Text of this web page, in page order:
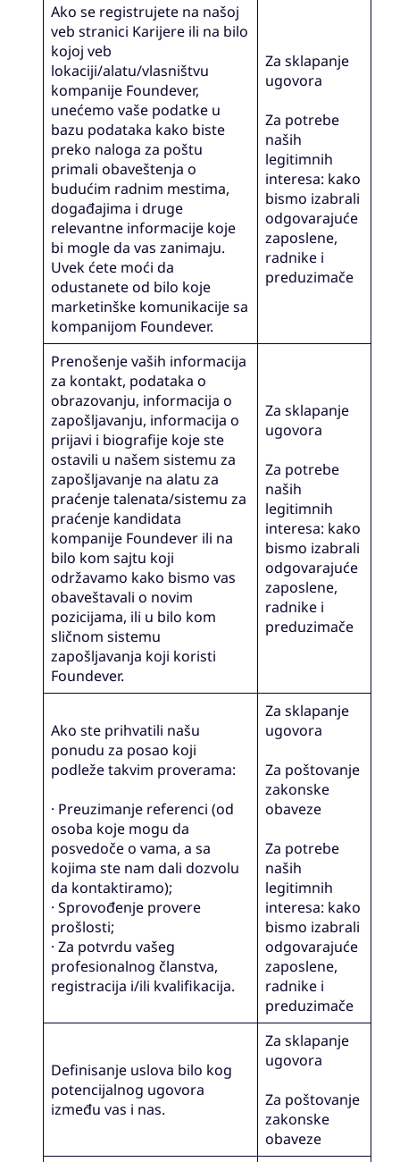
Ako se registrujete na našoj
veb stranici Karijere ili na bilo
kojoj veb
lokaciji/alatu/vlasništvu
kompanije Foundever,
unećemo vaše podatke u
bazu podataka kako biste
preko naloga za poštu
primali obaveštenja o
budućim radnim mestima,
događajima i druge
relevantne informacije koje
bi mogle da vas zanimaju.
Uvek ćete moći da
odustanete od bilo koje
marketinške komunikacije sa
kompanijom Foundever.
Za sklapanje
ugovora
Za potrebe
naših
legitimnih
interesa: kako
bismo izabrali
odgovarajuće
zaposlene,
radnike i
preduzimače
Prenošenje vaših informacija
za kontakt, podataka o
obrazovanju, informacija o
zapošljavanju, informacija o
prijavi i biografije koje ste
ostavili u našem sistemu za
zapošljavanje na alatu za
praćenje talenata/sistemu za
praćenje kandidata
kompanije Foundever ili na
bilo kom sajtu koji
održavamo kako bismo vas
obaveštavali o novim
pozicijama, ili u bilo kom
sličnom sistemu
zapošljavanja koji koristi
Foundever.
Za sklapanje
ugovora
Za potrebe
naših
legitimnih
interesa: kako
bismo izabrali
odgovarajuće
zaposlene,
radnike i
preduzimače
Ako ste prihvatili našu
ponudu za posao koji
podleže takvim proverama:
· Preuzimanje referenci (od
osoba koje mogu da
posvedoče o vama, a sa
kojima ste nam dali dozvolu
da kontaktiramo);
· Sprovođenje provere
prošlosti;
· Za potvrdu vašeg
profesionalnog članstva,
registracija i/ili kvalifikacija.
Za sklapanje
ugovora
Za poštovanje
zakonske
obaveze
Za potrebe
naših
legitimnih
interesa: kako
bismo izabrali
odgovarajuće
zaposlene,
radnike i
preduzimače
Definisanje uslova bilo kog
potencijalnog ugovora
između vas i nas.
Za sklapanje
ugovora
Za poštovanje
zakonske
obaveze